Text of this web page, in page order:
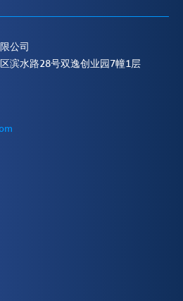
公司
滨水路28号双逸创业园7幢1层